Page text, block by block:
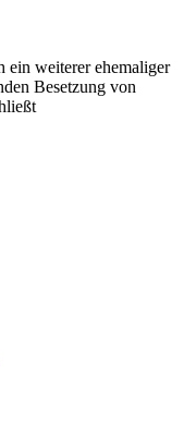
ein weiterer ehemaliger
Besetzung von